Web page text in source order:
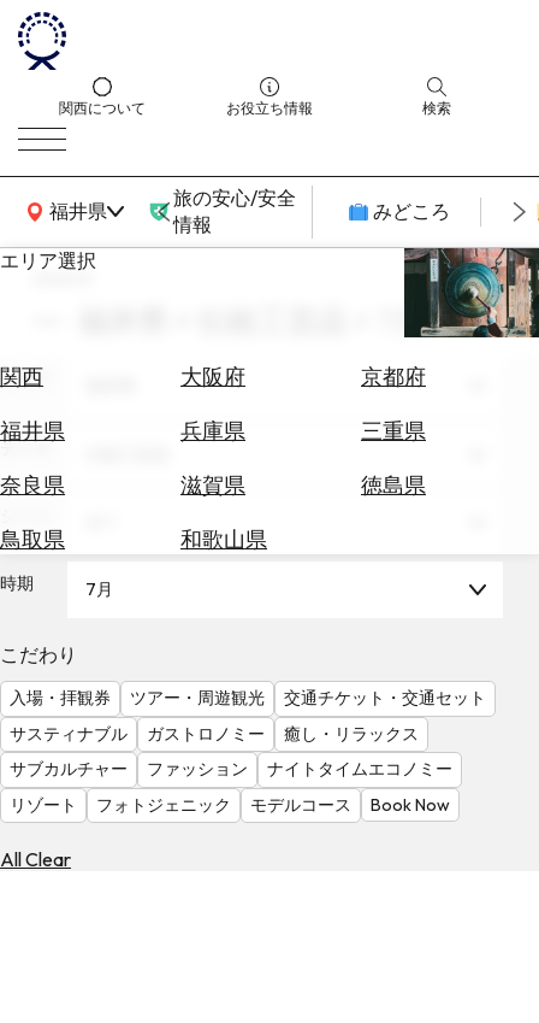
関西について お役立ち情報 検索
福井県
関西広域MAP
旅の安心/安全
情報
みどころ
エリア選択
関西 大阪府
京都府
福井県
兵庫県
三重県
奈良県
滋賀県
徳島県
鳥取県
和歌山県
エ
券
テ
を
調
べ
る
天
気
を
見
る
search
福井県 × 伝統工芸品 × 7月
エリア
テーマ
時期 7月
こだわり
入場・拝観券 ツアー・周遊観光
交通チケット・交通セット
サスティナブル
ガストロノミー
癒し・リラックス
サブカルチャー
ファッション
ナイトタイムエコノミー
リゾート
フォトジェニック モデルコース Book Now
All Clear